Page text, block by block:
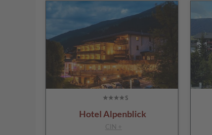
Hotel Alpenblick
CIN +